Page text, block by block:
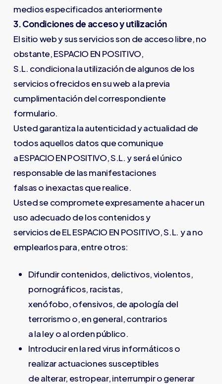
medios especificados anteriormente
3. Condiciones de acceso y utilización
El sitio web y sus servicios son de acceso libre, no
obstante, ESPACIO EN POSITIVO,
S.L. condiciona la utilización de algunos de los
servicios ofrecidos en su web a la previa
cumplimentación del correspondiente
formulario.
Usted garantiza la autenticidad y actualidad de
todos aquellos datos que comunique
a ESPACIO EN POSITIVO, S.L. y será el único
responsable de las manifestaciones
falsas o inexactas que realice.
Usted se compromete expresamente a hacer un
uso adecuado de los contenidos y
servicios de EL ESPACIO EN POSITIVO, S.L. y a no
emplearlos para, entre otros:
Difundir contenidos, delictivos, violentos,
pornográficos, racistas,
xenófobo, ofensivos, de apología del
terrorismo o, en general, contrarios
a la ley o al orden público.
Introducir en la red virus informáticos o
realizar actuaciones susceptibles
de alterar, estropear, interrumpir o generar